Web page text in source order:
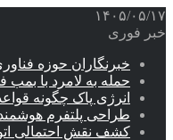
۱۴۰۵/۰۵/۱۷
خبر فوری
خبرنگاران حوزه
حمله به لامرد با بمب
انرژی پاک چگونه
طراحی پلتفرم
کشف نقش احتمالی